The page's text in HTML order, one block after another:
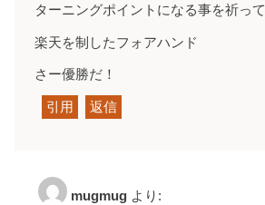
ターニングポイントになる事を祈って
楽天を制したフォアハンド
さー優勝だ！
引用 返信
mugmug より: